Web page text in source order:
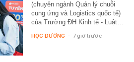
(chuyên ngành Quản lý chuỗi
cung ứng và Logistics quốc tế)
của Trường ĐH Kinh tế - Luật…
HỌC ĐƯỜNG - 7 giờ trước